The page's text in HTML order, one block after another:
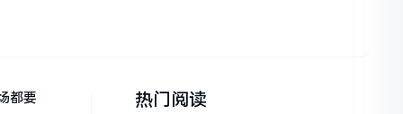
都要 热门阅读